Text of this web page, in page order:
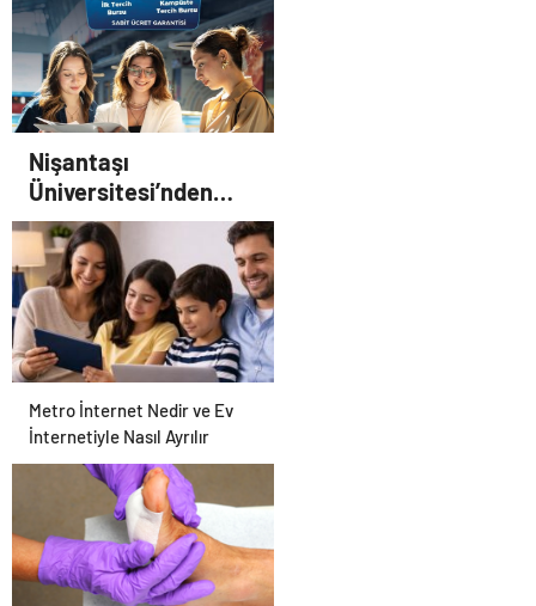
UETDS Nedir ? Uetds.com
İle Akıllı Dijital Taşımacılık
Yazılımı
Nişantaşı
Üniversitesi’nden
2026 YKS Adaylarına
Çifte Güvence: Sabit
Ücret ve Kesintisiz
Burs
Metro İnternet Nedir ve Ev
İnternetiyle Nasıl Ayrılır